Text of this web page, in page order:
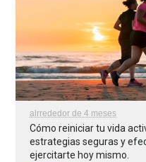
alrrededor de 4 meses
Cómo reiniciar tu vida
estrategias seguras y
ejercitarte hoy mismo.